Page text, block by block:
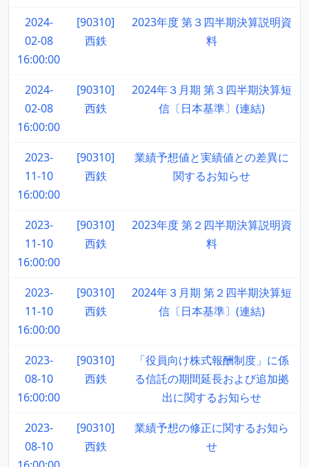
2024-
02-08
16:00:00
[90310]
西鉄
2023年度 第３四半期決算説明資
料
2024-
02-08
16:00:00
[90310]
西鉄
2024年３月期 第３四半期決算短
信〔日本基準〕(連結)
2023-
11-10
16:00:00
[90310]
西鉄
業績予想値と実績値との差異に
関するお知らせ
2023-
11-10
16:00:00
[90310]
西鉄
2023年度 第２四半期決算説明資
料
2023-
11-10
16:00:00
[90310]
西鉄
2024年３月期 第２四半期決算短
信〔日本基準〕(連結)
2023-
08-10
16:00:00
[90310]
西鉄
「役員向け株式報酬制度」に係
る信託の期間延長および追加拠
出に関するお知らせ
2023-
08-10
[90310]
西鉄
業績予想の修正に関するお知ら
せ